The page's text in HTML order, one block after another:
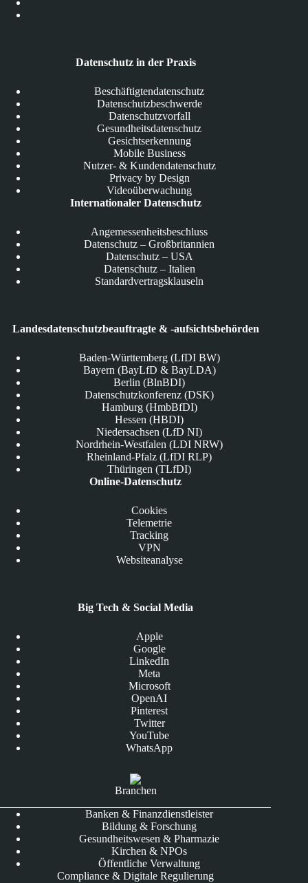
Datenschutz in der Praxis
Beschäftigtendatenschutz
Datenschutzbeschwerde
Datenschutzvorfall
Gesundheitsdatenschutz
Gesichtserkennung
Mobile Business
Nutzer- & Kundendatenschutz
Privacy by Design
Videoüberwachung
Internationaler Datenschutz
Angemessenheitsbeschluss
Datenschutz – Großbritannien
Datenschutz – USA
Datenschutz – Italien
Standardvertragsklauseln
Landesdatenschutzbeauftragte & -aufsichtsbehörden
Baden-Württemberg (LfDI BW)
Bayern (BayLfD & BayLDA)
Berlin (BlnBDI)
Datenschutzkonferenz (DSK)
Hamburg (HmbBfDI)
Hessen (HBDI)
Niedersachsen (LfD NI)
Nordrhein-Westfalen (LDI NRW)
Rheinland-Pfalz (LfDI RLP)
Thüringen (TLfDI)
Online-Datenschutz
Cookies
Telemetrie
Tracking
VPN
Websiteanalyse
Big Tech & Social Media
Apple
Google
LinkedIn
Meta
Microsoft
OpenAI
Pinterest
Twitter
YouTube
WhatsApp
Branchen
Banken & Finanzdienstleister
Bildung & Forschung
Gesundheitswesen & Pharmazie
Kirchen & NPOs
Öffentliche Verwaltung
Compliance & Digitale Regulierung